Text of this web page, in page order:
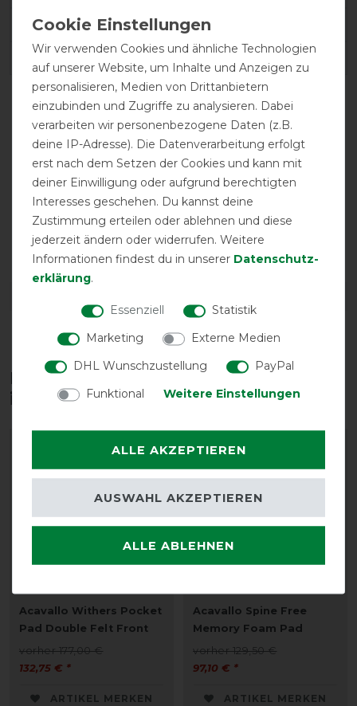
SKU:AC836OS065
wasser-
abweisend
Diese Produkte könnten dich auch
interessieren
Acavallo Withers Pocket
Pad Double Felt Front
vorher 177,00 €
132,75 € *
ARTIKEL MERKEN
-25%
Acavallo Spine Free
Memory Foam Pad
vorher 129,50 €
97,10 € *
ARTIKEL MERKEN
Wir verwenden Cookies und ähnliche Technologien
auf unserer Website, um Inhalte und Anzeigen zu
personalisieren, Medien von Drittanbietern
einzubinden und Zugriffe zu analysieren. Dabei
verarbeiten wir personenbezogene Daten (z.B.
deine IP-Adresse). Die Datenverarbeitung erfolgt
erst nach dem Setzen der Cookies und kann mit
deiner Einwilligung oder aufgrund berechtigten
Interesses geschehen. Du kannst deine
Zustimmung erteilen oder ablehnen und diese
jederzeit ändern oder widerrufen. Weitere
Informationen findest du in unserer Daten­schutz­
erklärung.
Essenziell
Statistik
Marketing
Externe Medien
DHL Wunschzustellung
PayPal
Funktional
Weitere Einstellungen
ALLE AKZEPTIEREN
ALLE ABLEHNEN
AUSWAHL AKZEPTIEREN